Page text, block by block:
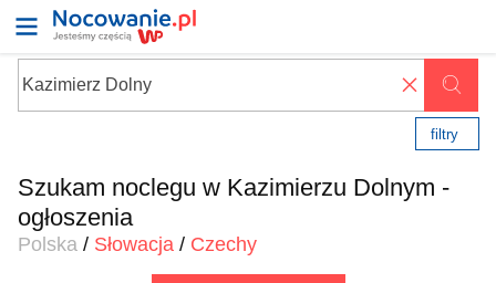
✖
filtry
Szukam noclegu w Kazimierzu Dolnym -
ogłoszenia
Polska / Słowacja / Czechy